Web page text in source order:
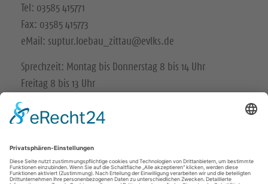
Tel: 03585 415771
Fax: 03585 415773
eMail: suptur.loebau_zittau@evlks.de
Sprechzeit: Montag bis Donnerstag 8 bis 14 Uhr
Freitag 8 bis 13 Uhr